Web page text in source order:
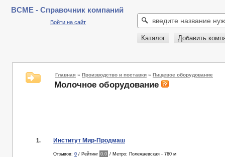
BCME - Справочник компаний
Войти на сайт
Каталог Добавить
Главная » Производство и поставки » Пищевое оборудование
Молочное оборудование
1. Институт Мир-Продмаш
Отзывов: 0 / Рейтинг 0.0 / Метро: Полежаевская - 760 м